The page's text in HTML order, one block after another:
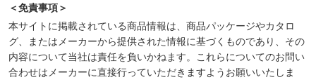
＜免責事項＞
本サイトに掲載されている商品情報は、商品パッケージやカタロ
グ、またはメーカーから提供された情報に基づくものであり、その
内容について当社は責任を負いかねます。これらについてのお問い
合わせはメーカーに直接行っていただきますようお願いいたしま